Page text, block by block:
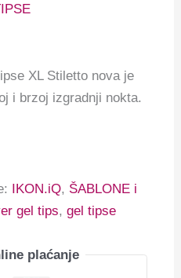
XL Stiletto nova je
i brzoj izgradnji nokta.
IKON.iQ, ŠABLONE i
gel tips,gel tipse
plaćanje